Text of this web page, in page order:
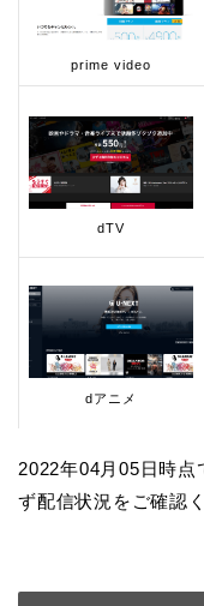
prime video
dTV
dアニメ
2022年04月05日時
ず配信状況をご確認